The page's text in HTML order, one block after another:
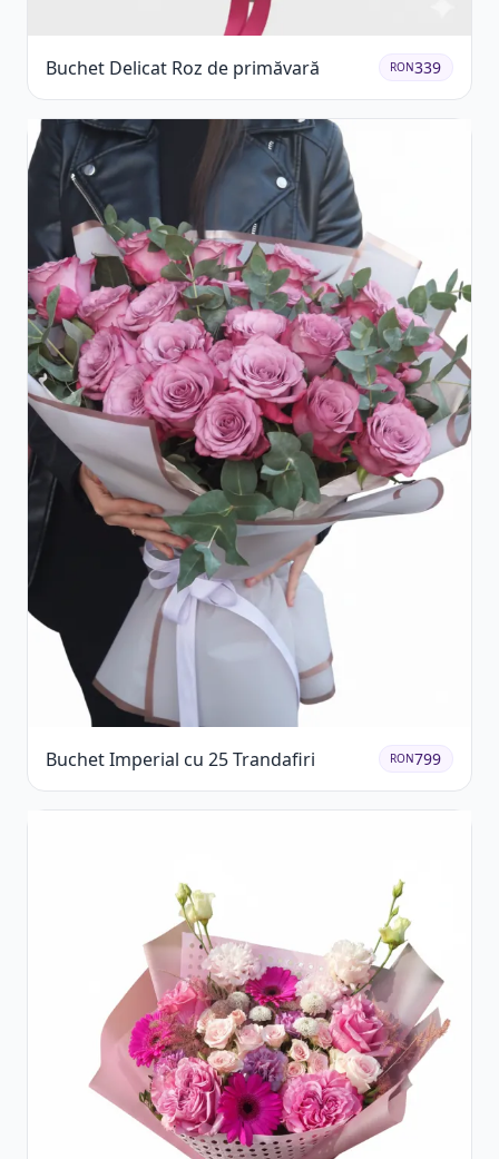
Buchet Delicat Roz de primăvară RON339
Buchet Imperial cu 25 Trandafiri RON799